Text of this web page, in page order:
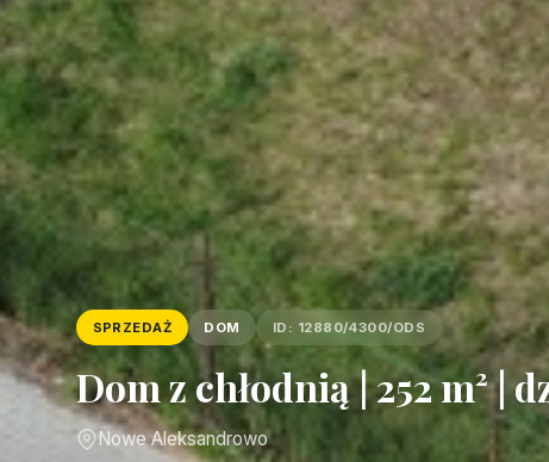
SPRZEDAŻ DOM ID: 12880/4300/ODS
Dom z chłodnią | 252 m² |
Nowe Aleksandrowo